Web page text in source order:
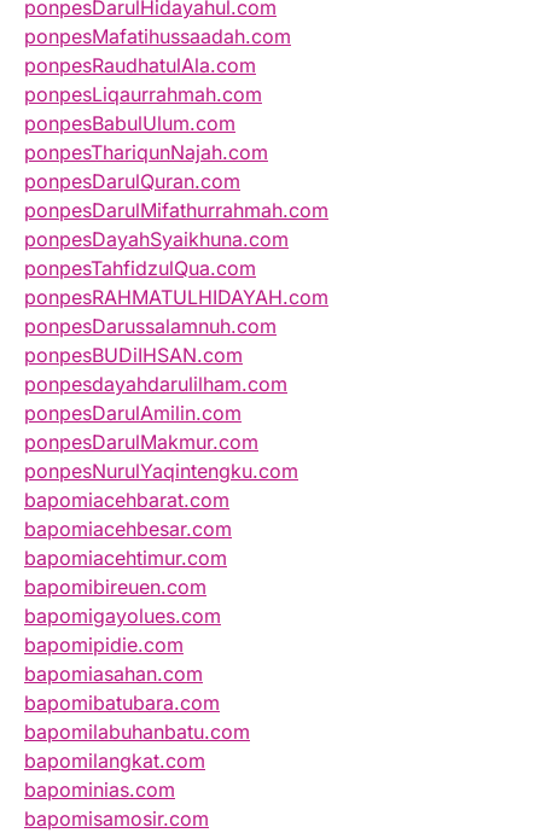
ponpesDarulHidayahul.com
ponpesMafatihussaadah.com
ponpesRaudhatulAla.com
ponpesLiqaurrahmah.com
ponpesBabulUlum.com
ponpesThariqunNajah.com
ponpesDarulQuran.com
ponpesDarulMifathurrahmah.com
ponpesDayahSyaikhuna.com
ponpesTahfidzulQua.com
ponpesRAHMATULHIDAYAH.com
ponpesDarussalamnuh.com
ponpesBUDiIHSAN.com
ponpesdayahdarulilham.com
ponpesDarulAmilin.com
ponpesDarulMakmur.com
ponpesNurulYaqintengku.com
bapomiacehbarat.com
bapomiacehbesar.com
bapomiacehtimur.com
bapomibireuen.com
bapomigayolues.com
bapomipidie.com
bapomiasahan.com
bapomibatubara.com
bapomilabuhanbatu.com
bapomilangkat.com
bapominias.com
bapomisamosir.com